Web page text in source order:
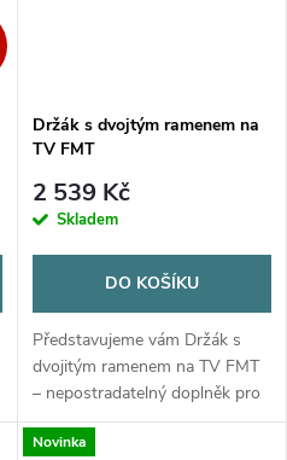
Držák s dvojtým ramenem na
TV FMT
2 539 Kč
Skladem
DO KOŠÍKU
Představujeme vám Držák s
dvojitým ramenem na TV FMT
– nepostradatelný doplněk pro
každý moderní domov. Pokud
hledáte způsob, jak vylepšit
Novinka